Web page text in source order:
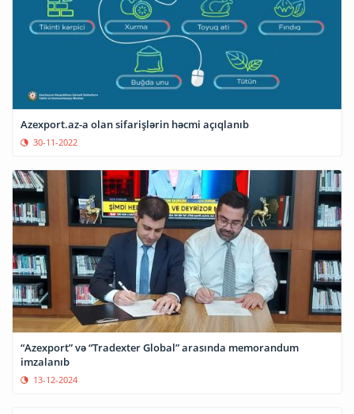
Azexport.az-a olan sifarişlərin həcmi açıqlanıb
30-11-2022
“Azexport” və “Tradexter Global” arasında memorandum
imzalanıb
13-12-2024